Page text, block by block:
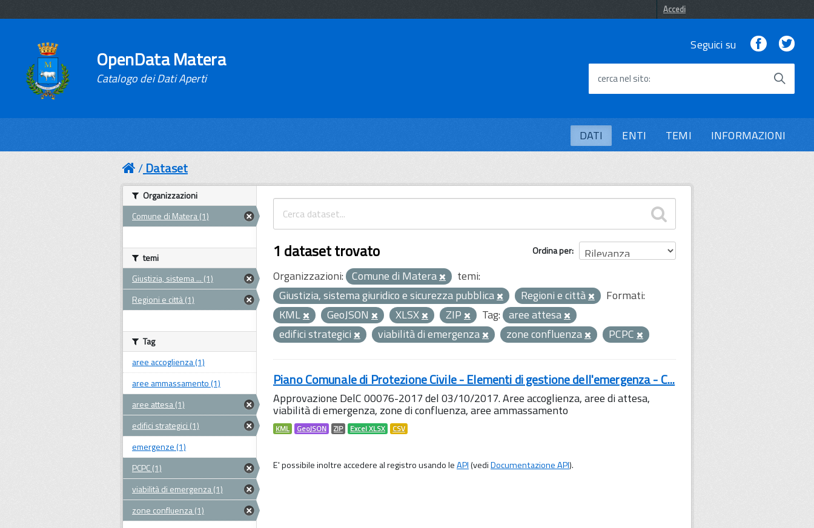
Accedi
OpenData Matera
Catalogo dei Dati Aperti
Seguici su Facebook
cerca nel sito
DATI ENTI TEMI INFORMAZIONI
Dataset
Ordina per
1 dataset trovato
Organizzazioni: Comune di Matera
temi:
Giustizia, sistema giuridico e sicurezza pubblica
Regioni e città
Formati:
KML
GeoJSON XLSX ZIP Tag: aree attesa
edifici strategici
viabilità di emergenza zone confluenza PCPC
Piano Comunale di Protezione Civile - Elementi di gestione dell'emergenza - C...
Approvazione DelC 00076-2017 del 03/10/2017. Aree accoglienza, aree di attesa,
viabilità di emergenza, zone di confluenza, aree ammassamento
KML GeoJSON ZIP Excel XLSX CSV
E' possibile inoltre accedere al registro usando leAPI(vediDocumentazione API).
Organizzazioni
Comune di Matera (1)
temi
Giustizia, sistema ... (1)
Regioni e città (1)
Tag
aree accoglienza (1)
aree ammassamento (1)
aree attesa (1)
edifici strategici (1)
emergenze (1)
PCPC (1)
viabilità di emergenza (1)
zone confluenza (1)